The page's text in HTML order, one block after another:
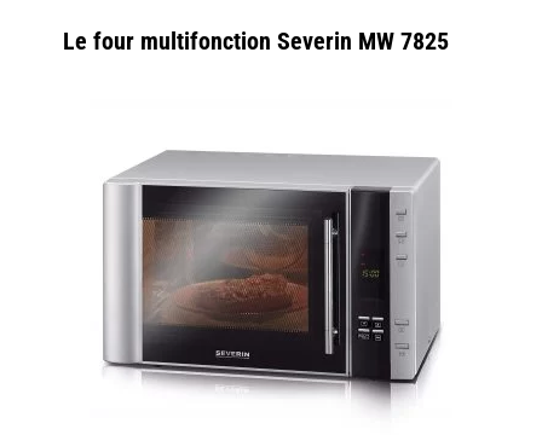
Le four multifonction Severin MW 7825